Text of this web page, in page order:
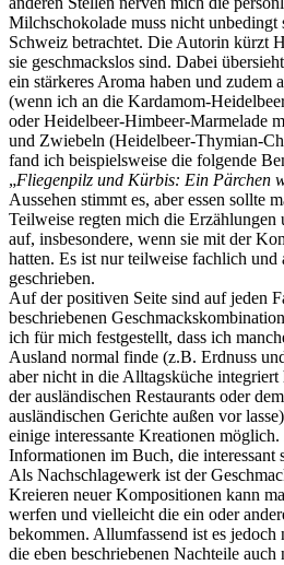
Milchschokolade muss nicht unbedingt
Schweiz betrachtet. Die Autorin kürzt
sie geschmackslos sind. Dabei
ein stärkeres Aroma haben und zudem
(wenn ich an die Kardamom-
oder Heidelbeer-Himbeer-Marmelade
und Zwiebeln (Heidelbeer-Thymian-
fand ich beispielsweise die folgende
„Fliegenpilz und Kürbis: Ein Pärchen
Aussehen stimmt es, aber essen sollte
Teilweise regten mich die
auf, insbesondere, wenn sie mit der
hatten. Es ist nur teilweise fachlich und
geschrieben.
Auf der positiven Seite sind auf jeden
beschriebenen
ich für mich festgestellt, dass ich
Ausland normal finde (z.B. Erdnuss
aber nicht in die Alltagsküche integriert
der ausländischen Restaurants oder
ausländischen Gerichte außen vor
einige interessante Kreationen
Informationen im Buch, die interessant
Als Nachschlagewerk ist der
Kreieren neuer Kompositionen kann
werfen und vielleicht die ein oder
bekommen. Allumfassend ist es jedoch
die eben beschriebenen Nachteile